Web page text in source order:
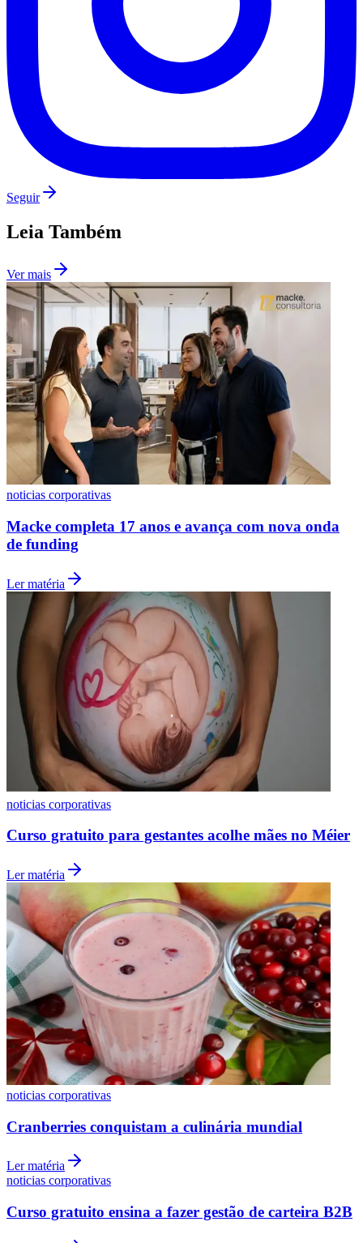
Botafogo
Internacional
Seguir
Leia Também
Ver mais
noticias corporativas
Macke completa 17 anos e avança com nova onda
de funding
Ler matéria
noticias corporativas
Curso gratuito para gestantes acolhe mães no Méier
Ler matéria
noticias corporativas
Cranberries conquistam a culinária mundial
Ler matéria
noticias corporativas
Curso gratuito ensina a fazer gestão de carteira B2B